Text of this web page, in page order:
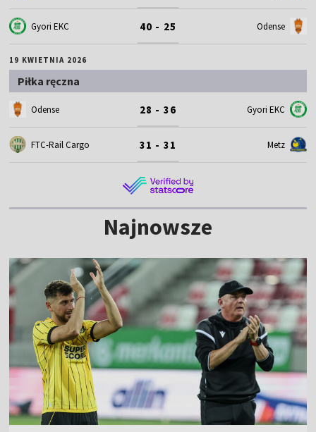
Gyori EKC 40 - 25 Odense
19 KWIETNIA 2026
Piłka ręczna
Odense 28 - 36 Gyori EKC
FTC-Rail Cargo 31 - 31 Metz
Najnowsze